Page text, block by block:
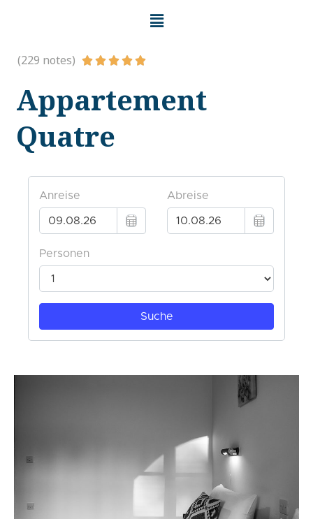
(229 notes) 
Appartement
Quatre